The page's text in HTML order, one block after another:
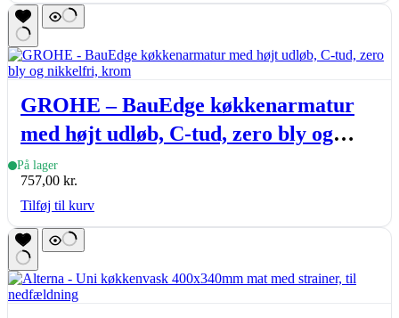
GROHE – BauEdge køkkenarmatur
med højt udløb, C-tud, zero bly og
nikkelfri, krom
På lager
757,00 kr.
Tilføj til kurv